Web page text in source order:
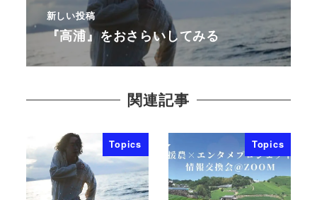
新しい投稿
『高浦』をおさらいしてみる
関連記事
Topics Topics